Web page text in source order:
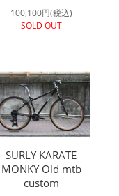
100,100円(税込)
SOLD OUT
SURLY KARATE
MONKY Old mtb
custom